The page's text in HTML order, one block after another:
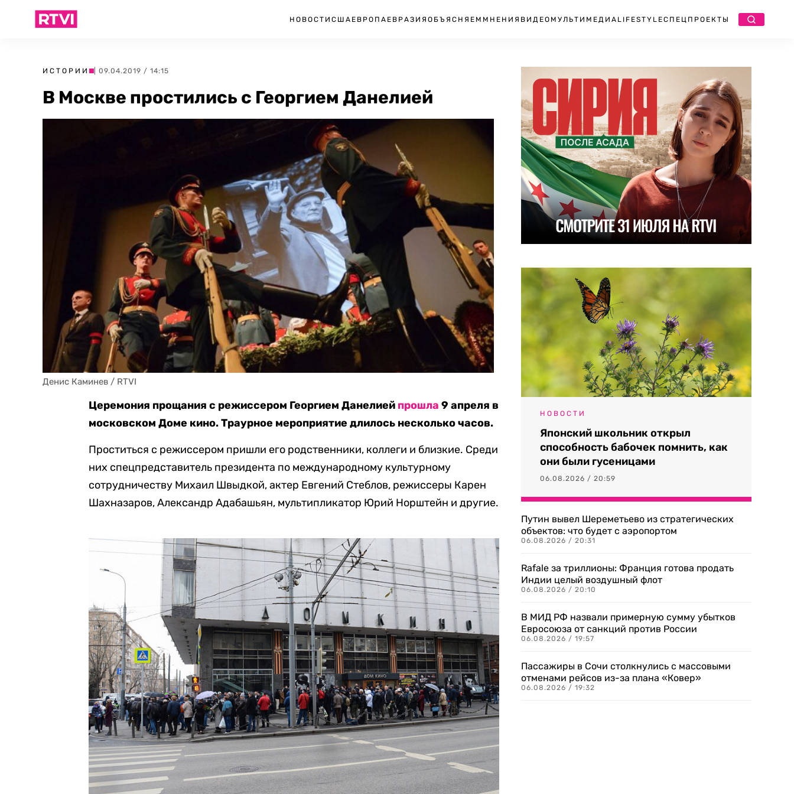
НОВОСТИ США ЕВРОПА ЕВРАЗИЯ ОБЪЯСНЯЕМ МНЕНИЯ ВИДЕО МУЛЬТИМЕДИА LIFESTYLEСПЕЦПРОЕКТЫ
ИСТОРИИ | 09.04.2019 / 14:15
В Москве простились с Георгием Данелией
Денис Каминев / RTVI
Церемония прощания с режиссером Георгием Данелией прошла 9 апреля в
московском Доме кино. Траурное мероприятие длилось несколько часов.
Проститься с режиссером пришли его родственники, коллеги и близкие. Среди
них спецпредставитель президента по международному культурному
сотрудничеству Михаил Швыдкой, актер Евгений Стеблов, режиссеры Карен
Шахназаров, Александр Адабашьян, мультипликатор Юрий Норштейн и другие.
НОВОСТИ
Японский школьник открыл
способность бабочек помнить, как
они были гусеницами
06.08.2026 / 20:59
Путин вывел Шереметьево из стратегических
объектов: что будет с аэропортом
06.08.2026 / 20:31
Rafale за триллионы: Франция готова продать
Индии целый воздушный флот
06.08.2026 / 20:10
В МИД РФ назвали примерную сумму убытков
Евросоюза от санкций против России
06.08.2026 / 19:57
Пассажиры в Сочи столкнулись с массовыми
отменами рейсов из-за плана «Ковер»
06.08.2026 / 19:32